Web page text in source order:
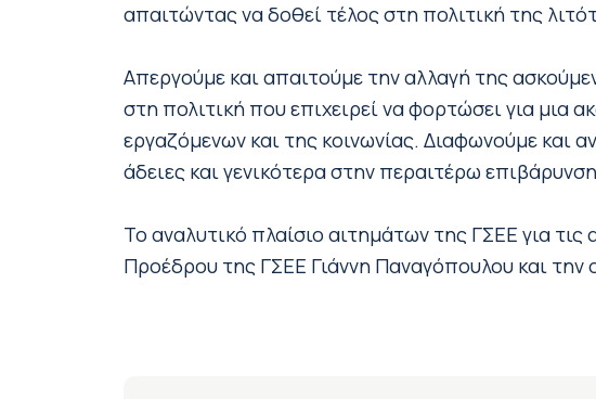
απαιτώντας να δοθεί τέλος στη πολιτική της
Απεργούμε και απαιτούμε την αλλαγή της
στη πολιτική που επιχειρεί να φορτώσει για μια
εργαζόμενων και της κοινωνίας. Διαφωνούμε και
άδειες και γενικότερα στην περαιτέρω
Το αναλυτικό πλαίσιο αιτημάτων της ΓΣΕΕ για
Προέδρου της ΓΣΕΕ Γιάννη Παναγόπουλου και την